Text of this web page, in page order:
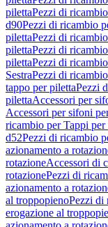
pilettaPezzi di
d90Pezzi di ricambio
pilettaPezzi di
pilettaPezzi di
pilettaPezzi di
SestraPezzi di
tappo per pilettaPezzi
pilettaAccessori per
Accessori per sifoni
ricambio per Tappi per
d52Pezzi di ricambio
azionamento a
rotazioneAccessori di
rotazionePezzi di
azionamento a
al troppopienoPezzi di
erogazione al